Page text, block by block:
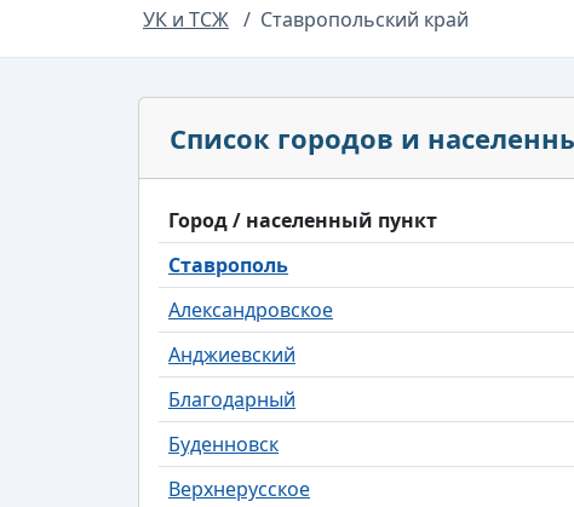
УК и ТСЖ
Ставропольский край
Список городов и
Город / населенный пункт
Ставрополь
Александровское
Анджиевский
Благодарный
Буденновск
Верхнерусское